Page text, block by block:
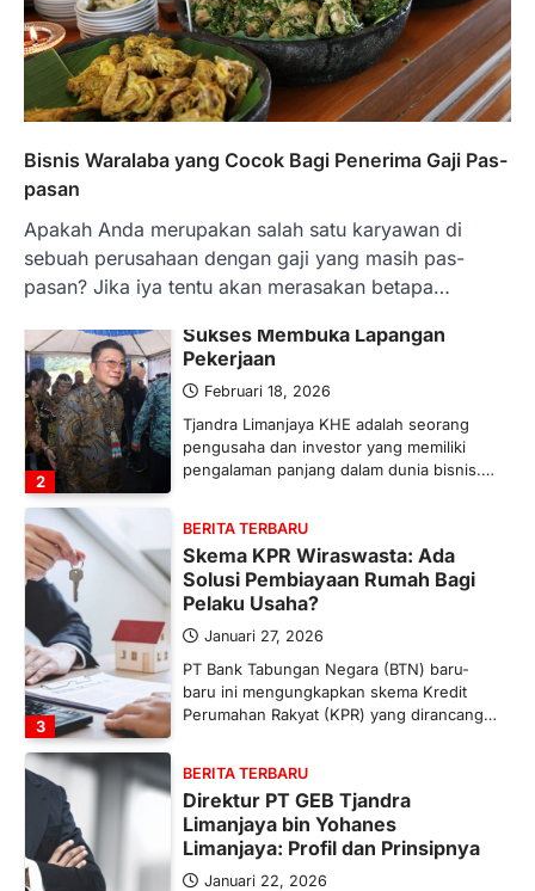
Bisnis Waralaba yang Cocok Bagi Penerima Gaji Pas-
pasan
Apakah Anda merupakan salah satu karyawan di
sebuah perusahaan dengan gaji yang masih pas-
pasan? Jika iya tentu akan merasakan betapa…
1
BERITA TERBARU
Banyak Negara Incar Urea RI,
Industri Pupuk Indonesia Kembali
Bergairah?
Maret 13, 2026
Ketegangan di Timur Tengah mulai
situasi…
2
BERITA TERBARU
Sukses Membuka Lapangan
Pekerjaan
Februari 18, 2026
Tjandra Limanjaya KHE adalah seorang
pengusaha dan investor yang memiliki
pengalaman panjang dalam dunia bisnis.…
3
BERITA TERBARU
Skema KPR Wiraswasta: Ada
Solusi Pembiayaan Rumah Bagi
Pelaku Usaha?
Januari 27, 2026
PT Bank Tabungan Negara (BTN) baru-
baru ini mengungkapkan skema Kredit
Perumahan Rakyat (KPR) yang dirancang…
BERITA TERBARU
Direktur PT GEB Tjandra
Limanjaya bin Yohanes
Limanjaya: Profil dan Prinsipnya
Januari 22, 2026